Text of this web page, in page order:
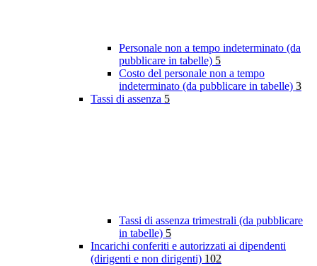
Personale non a tempo indeterminato (da
pubblicare in tabelle) 5
Costo del personale non a tempo
indeterminato (da pubblicare in tabelle) 3
Tassi di assenza 5
Tassi di assenza trimestrali (da pubblicare
in tabelle) 5
Incarichi conferiti e autorizzati ai dipendenti
(dirigenti e non dirigenti) 102